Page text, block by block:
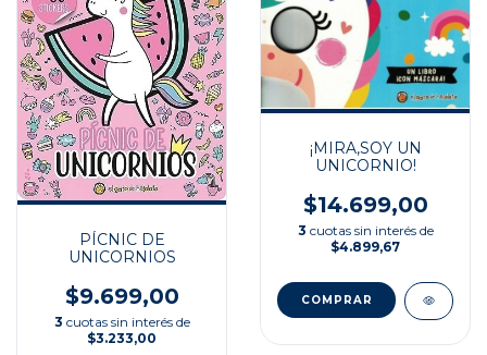
PÍCNIC DE
UNICORNIOS
$9.699,00
3 cuotas sin interés de
$3.233,00
¡MIRA,SOY UN
UNICORNIO!
$14.699,00
3 cuotas sin interés de
$4.899,67